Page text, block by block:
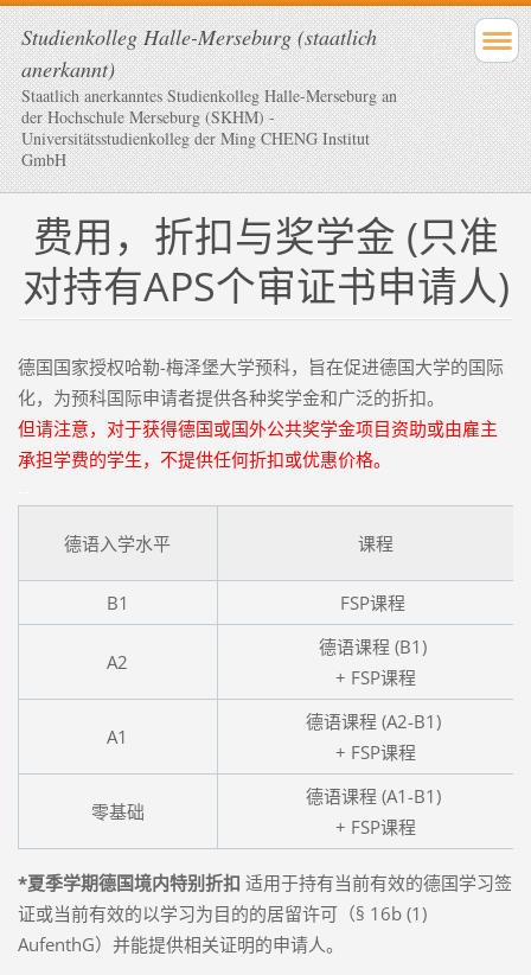
Studienkolleg Halle-Merseburg (staatlich
anerkannt)
Staatlich anerkanntes Studienkolleg Halle-Merseburg an
der Hochschule Merseburg (SKHM) -
Universitätsstudienkolleg der Ming CHENG Institut
GmbH
费用，折扣与奖学金 (只准
对持有APS个审证书申请人)
德国国家授权哈勒-梅泽堡大学预科，旨在促进德国大学的国际
化，为预科国际申请者提供各种奖学金和广泛的折扣。
但请注意，对于获得德国或国外公共奖学金项目资助或由雇主
承担学费的学生，不提供任何折扣或优惠价格。
德语入学水平 课程
B1 FSP课程
A2
德语课程 (B1)
+ FSP课程
A1
德语课程 (A2-B1)
+ FSP课程
零基础
德语课程 (A1-B1)
+ FSP课程
*夏季学期德国境内特别折扣 适用于持有当前有效的德国学习签
证或当前有效的以学习为目的的居留许可（§ 16b (1)
AufenthG）并能提供相关证明的申请人。